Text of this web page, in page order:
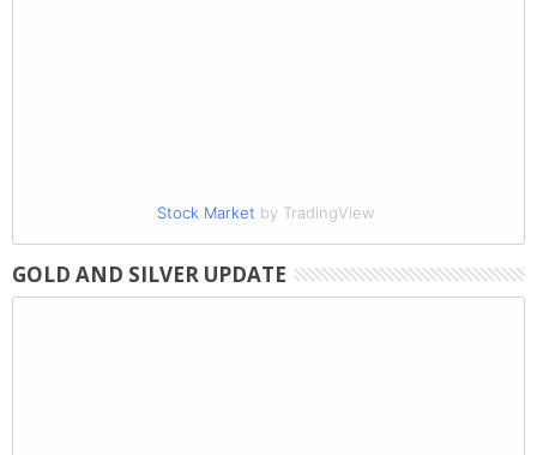
Stock Market by TradingView
GOLD AND SILVER UPDATE